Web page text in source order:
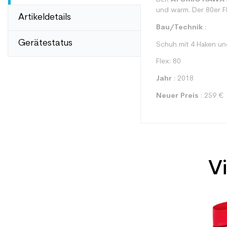
Artikeldetails
Gerätestatus
und warm. Der 80er
Bau/Technik:
Schuh mit 4 Haken
Flex: 80
Jahr: 2018
Neuer Preis : 259 €